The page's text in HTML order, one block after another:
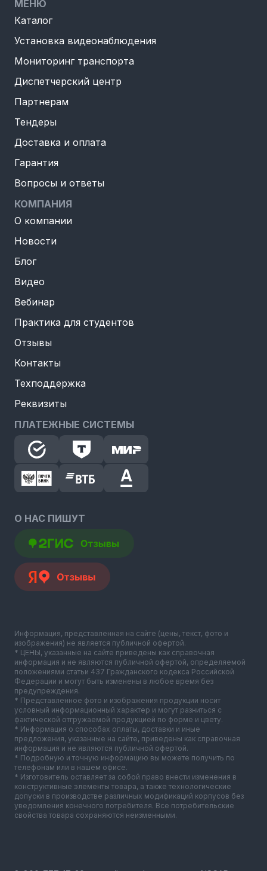
МЕНЮ
Каталог
Установка видеонаблюдения
Мониторинг транспорта
Диспетчерский центр
Партнерам
Тендеры
Доставка и оплата
Гарантия
Вопросы и ответы
КОМПАНИЯ
О компании
Новости
Блог
Видео
Вебинар
Практика для студентов
Отзывы
Контакты
Техподдержка
Реквизиты
ПЛАТЕЖНЫЕ СИСТЕМЫ
О НАС ПИШУТ
Информация, представленная на сайте (цены, текст, фото и
изображения) не является публичной офертой.
* ЦЕНЫ, указанные на сайте приведены как справочная
информация и не являются публичной офертой, определяемой
положениями статьи 437 Гражданского кодекса Российской
Федерации и могут быть изменены в любое время без
предупреждения.
* Представленное фото и изображения продукции носит
условный информационный характер и могут разниться с
фактической отгружаемой продукцией по форме и цвету.
* Информация о способах оплаты, доставки и иные
предложения, указанные на сайте, приведены как справочная
информация и не являются публичной офертой.
* Подробную и точную информацию вы можете получить по
телефонам или в нашем офисе.
* Изготовитель оставляет за собой право внести изменения в
конструктивные элементы товара, а также технологические
допуски в производстве различных модификаций корпусов без
уведомления конечного потребителя. Все потребительские
свойства товара сохраняются неизменными.